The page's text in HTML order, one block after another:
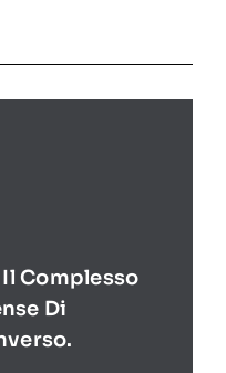
Complesso
Di